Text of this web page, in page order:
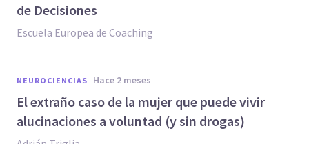
de Decisiones
Escuela Europea de Coaching
NEUROCIENCIAS hace 2 meses
El extraño caso de la mujer que puede vivir
alucinaciones a voluntad (y sin drogas)